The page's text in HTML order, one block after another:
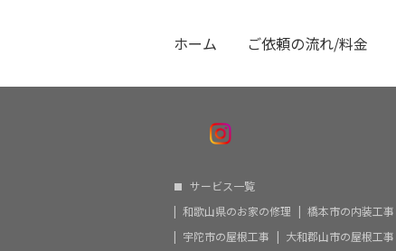
ホーム ご依頼の流れ/料金
サービス一覧
和歌山県のお家の修理
橋本市の内装工事
宇陀市の屋根工事
大和郡山市の屋根工事